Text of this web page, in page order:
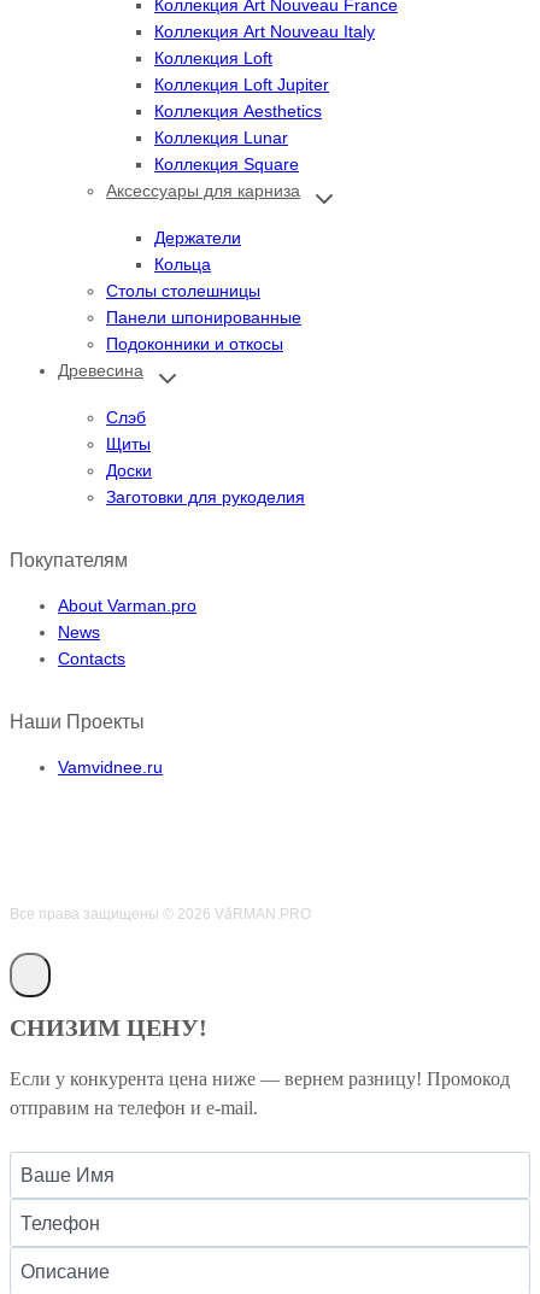
Коллекция Art Nouveau France
Коллекция Art Nouveau Italy
Коллекция Loft
Коллекция Loft Jupiter
Коллекция Aesthetics
Коллекция Lunar
Коллекция Square
Аксессуары для карниза
Переключить
дочернее
Держатели
Кольца
Столы столешницы
Панели шпонированные
Подоконники и откосы
Древесина
Переключить
дочернее
Слэб
Щиты
Доски
Заготовки для рукоделия
Покупателям
About Varman.pro
News
Contacts
Наши Проекты
Vamvidnee.ru
Все права защищены © 2026 VӑRMAN.PRO
СНИЗИМ ЦЕНУ!
Если у конкурента цена ниже — вернем разницу! Промокод
отправим на телефон и e-mail.